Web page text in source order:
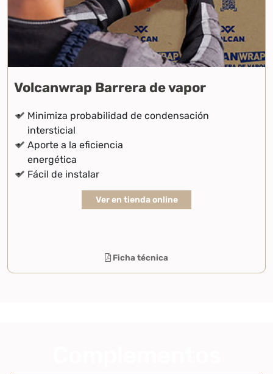
Volcanwrap Barrera de vapor
Minimiza probabilidad de condensación
intersticial
Aporte a la eficiencia
energética
Fácil de instalar
Ver en tienda online
Ficha técnica